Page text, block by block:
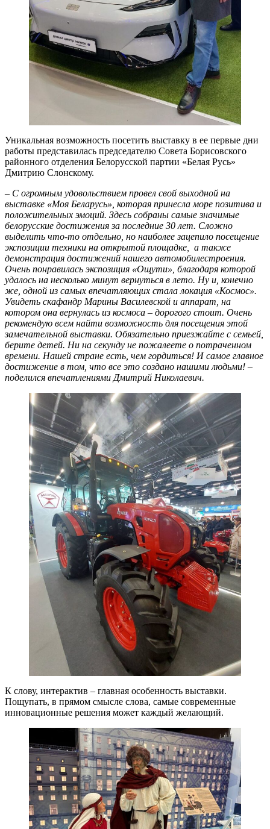
Уникальная возможность посетить выставку в ее первые дни
работы представилась председателю Совета Борисовского
районного отделения Белорусской партии «Белая Русь»
Дмитрию Слонскому.
– С огромным удовольствием провел свой выходной на
выставке «Моя Беларусь», которая принесла море позитива и
положительных эмоций. Здесь собраны самые значимые
белорусские достижения за последние 30 лет. Сложно
выделить что-то отдельно, но наиболее зацепило посещение
экспозиции техники на открытой площадке, а также
демонстрация достижений нашего автомобилестроения.
Очень понравилась экспозиция «Ощути», благодаря которой
удалось на несколько минут вернуться в лето. Ну и, конечно
же, одной из самых впечатляющих стала локация «Космос».
Увидеть скафандр Марины Василевской и аппарат, на
котором она вернулась из космоса – дорогого стоит. Очень
рекомендую всем найти возможность для посещения этой
замечательной выставки. Обязательно приезжайте с семьей,
берите детей. Ни на секунду не пожалеете о потраченном
времени. Нашей стране есть, чем гордиться! И самое главное
достижение в том, что все это создано нашими людьми! –
поделился впечатлениями Дмитрий Николаевич.
К слову, интерактив – главная особенность выставки.
Пощупать, в прямом смысле слова, самые современные
инновационные решения может каждый желающий.